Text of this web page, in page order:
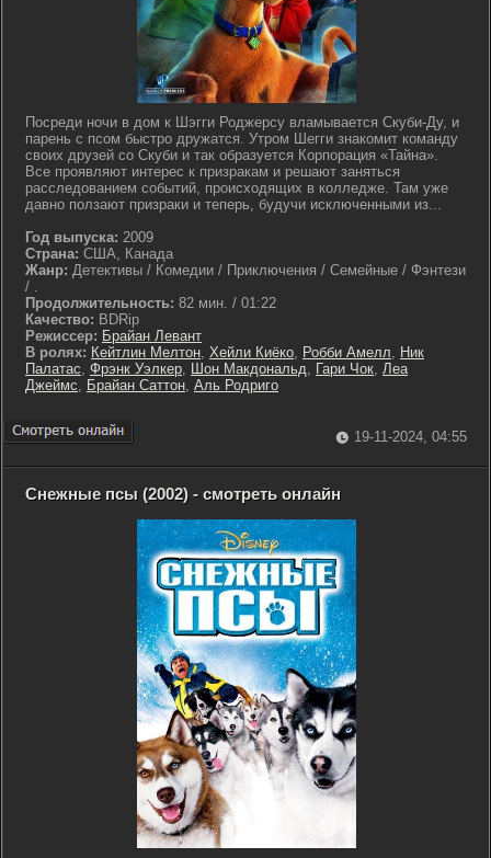
Посреди ночи в дом к Шэгги Роджерсу вламывается Скуби-Ду, и
парень с псом быстро дружатся. Утром Шегги знакомит команду
своих друзей со Скуби и так образуется Корпорация «Тайна».
Все проявляют интерес к призракам и решают заняться
расследованием событий, происходящих в колледже. Там уже
давно ползают призраки и теперь, будучи исключенными из...
Год выпуска: 2009
Страна: США, Канада
Жанр: Детективы / Комедии / Приключения / Семейные / Фэнтези
/ .
Продолжительность: 82 мин. / 01:22
Качество: BDRip
Режиссер: Брайан Левант
В ролях: Кейтлин Мелтон, Хейли Киёко, Робби Амелл, Ник
Палатас, Фрэнк Уэлкер, Шон Макдональд, Гари Чок, Леа
Джеймс, Брайан Саттон, Аль Родриго
19-11-2024, 04:55
Снежные псы (2002) - смотреть онлайн